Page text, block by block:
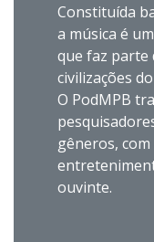
Constituída
a música é
que faz parte
civilizações
O PodMPB
gêneros,
ouvinte.